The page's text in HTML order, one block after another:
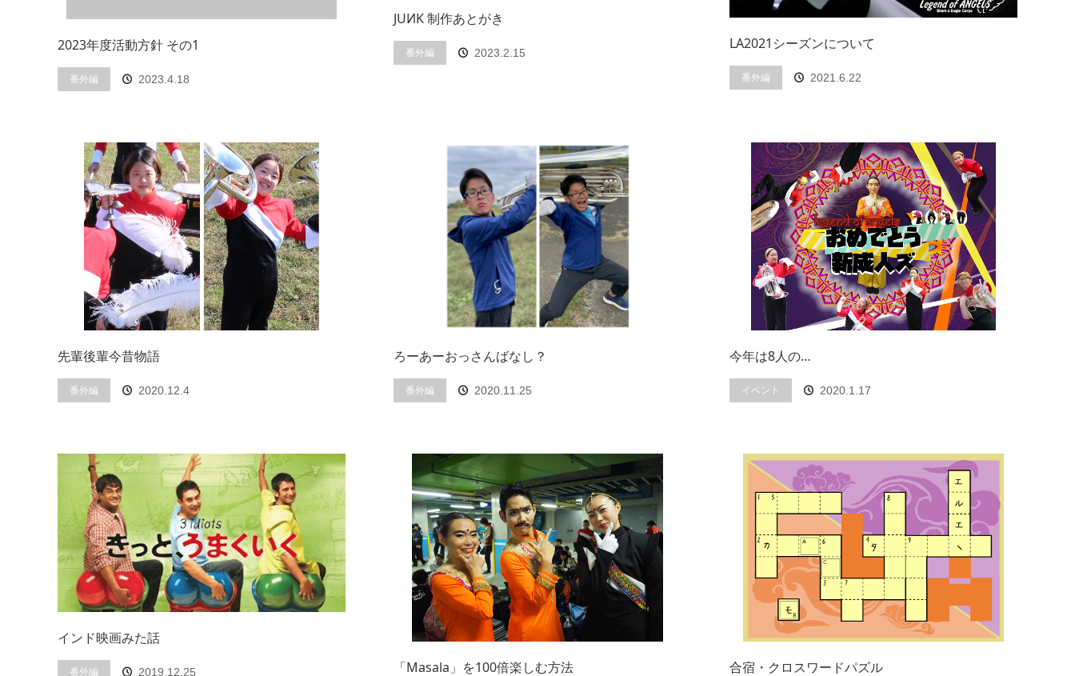
2023年度活動方針 その1
番外編 2023.4.18
JUИK 制作あとがき
番外編 2023.2.15
LA2021シーズンについて
番外編 2021.6.22
先輩後輩今昔物語
番外編 2020.12.4
ろーあーおっさんばなし？
番外編 2020.11.25
今年は8人の…
イベント 2020.1.17
インド映画みた話
番外編 2019.12.25 「Masala」を100倍楽しむ方法 合宿・クロスワードパズル